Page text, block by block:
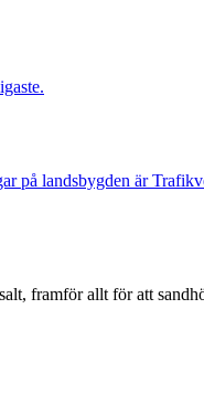
på landsbygden är
framför allt för att